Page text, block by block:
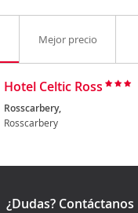
Mejor precio
Hotel Celtic Ross
Rosscarbery,
Rosscarbery
¿Dudas? Contáctanos